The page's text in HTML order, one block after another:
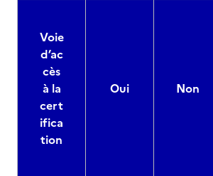
Voie
d’ac
cès
à la
cert
ifica
tion
Oui Non